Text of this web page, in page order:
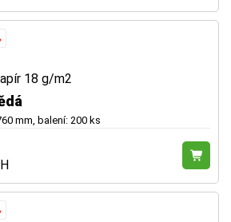
18 g/m2
mm, balení: 200 ks